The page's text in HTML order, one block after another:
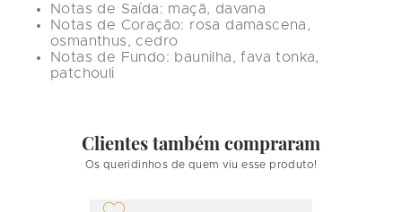
Notas de Saída: maçã, davana
Notas de Coração: rosa damascena,
osmanthus, cedro
Notas de Fundo: baunilha, fava tonka,
patchouli
Clientes também compraram
Os queridinhos de quem viu esse produto!